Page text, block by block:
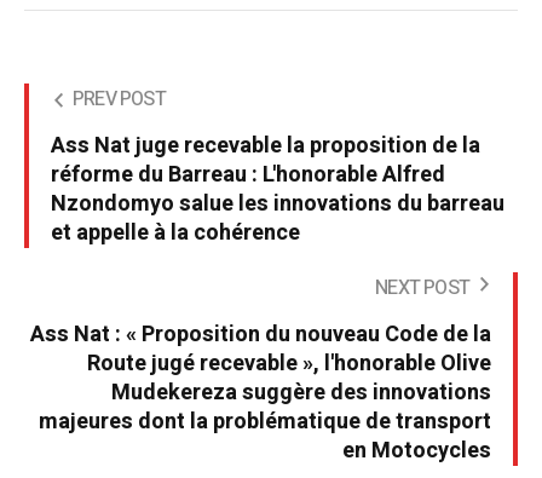
PREV POST
Ass Nat juge recevable la proposition de la
réforme du Barreau : L'honorable Alfred
Nzondomyo salue les innovations du barreau
et appelle à la cohérence
NEXT POST
Ass Nat : « Proposition du nouveau Code de la
Route jugé recevable », l'honorable Olive
Mudekereza suggère des innovations
majeures dont la problématique de transport
en Motocycles